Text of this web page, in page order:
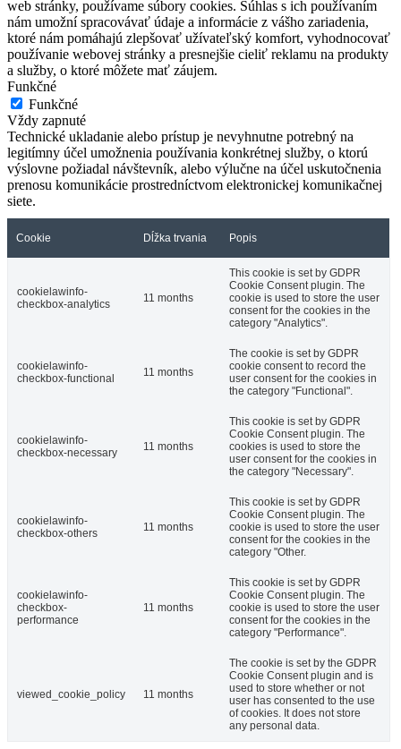
web stránky, používame súbory cookies. Súhlas s ich používaním
nám umožní spracovávať údaje a informácie z vášho zariadenia,
ktoré nám pomáhajú zlepšovať užívateľský komfort, vyhodnocovať
používanie webovej stránky a presnejšie cieliť reklamu na produkty
a služby, o ktoré môžete mať záujem.
Funkčné
Funkčné
Vždy zapnuté
Technické ukladanie alebo prístup je nevyhnutne potrebný na
legitímny účel umožnenia používania konkrétnej služby, o ktorú
výslovne požiadal návštevník, alebo výlučne na účel uskutočnenia
prenosu komunikácie prostredníctvom elektronickej komunikačnej
siete.
Cookie Dĺžka trvania Popis
cookielawinfo-
checkbox-analytics
11 months
This cookie is set by GDPR
Cookie Consent plugin. The
cookie is used to store the user
consent for the cookies in the
category "Analytics".
cookielawinfo-
checkbox-functional
11 months
The cookie is set by GDPR
cookie consent to record the
user consent for the cookies in
the category "Functional".
cookielawinfo-
checkbox-necessary
11 months
This cookie is set by GDPR
Cookie Consent plugin. The
cookies is used to store the
user consent for the cookies in
the category "Necessary".
cookielawinfo-
checkbox-others
11 months
This cookie is set by GDPR
Cookie Consent plugin. The
cookie is used to store the user
consent for the cookies in the
category "Other.
cookielawinfo-
checkbox-
performance
11 months
This cookie is set by GDPR
Cookie Consent plugin. The
cookie is used to store the user
consent for the cookies in the
category "Performance".
viewed_cookie_policy 11 months
The cookie is set by the GDPR
Cookie Consent plugin and is
used to store whether or not
user has consented to the use
of cookies. It does not store
any personal data.